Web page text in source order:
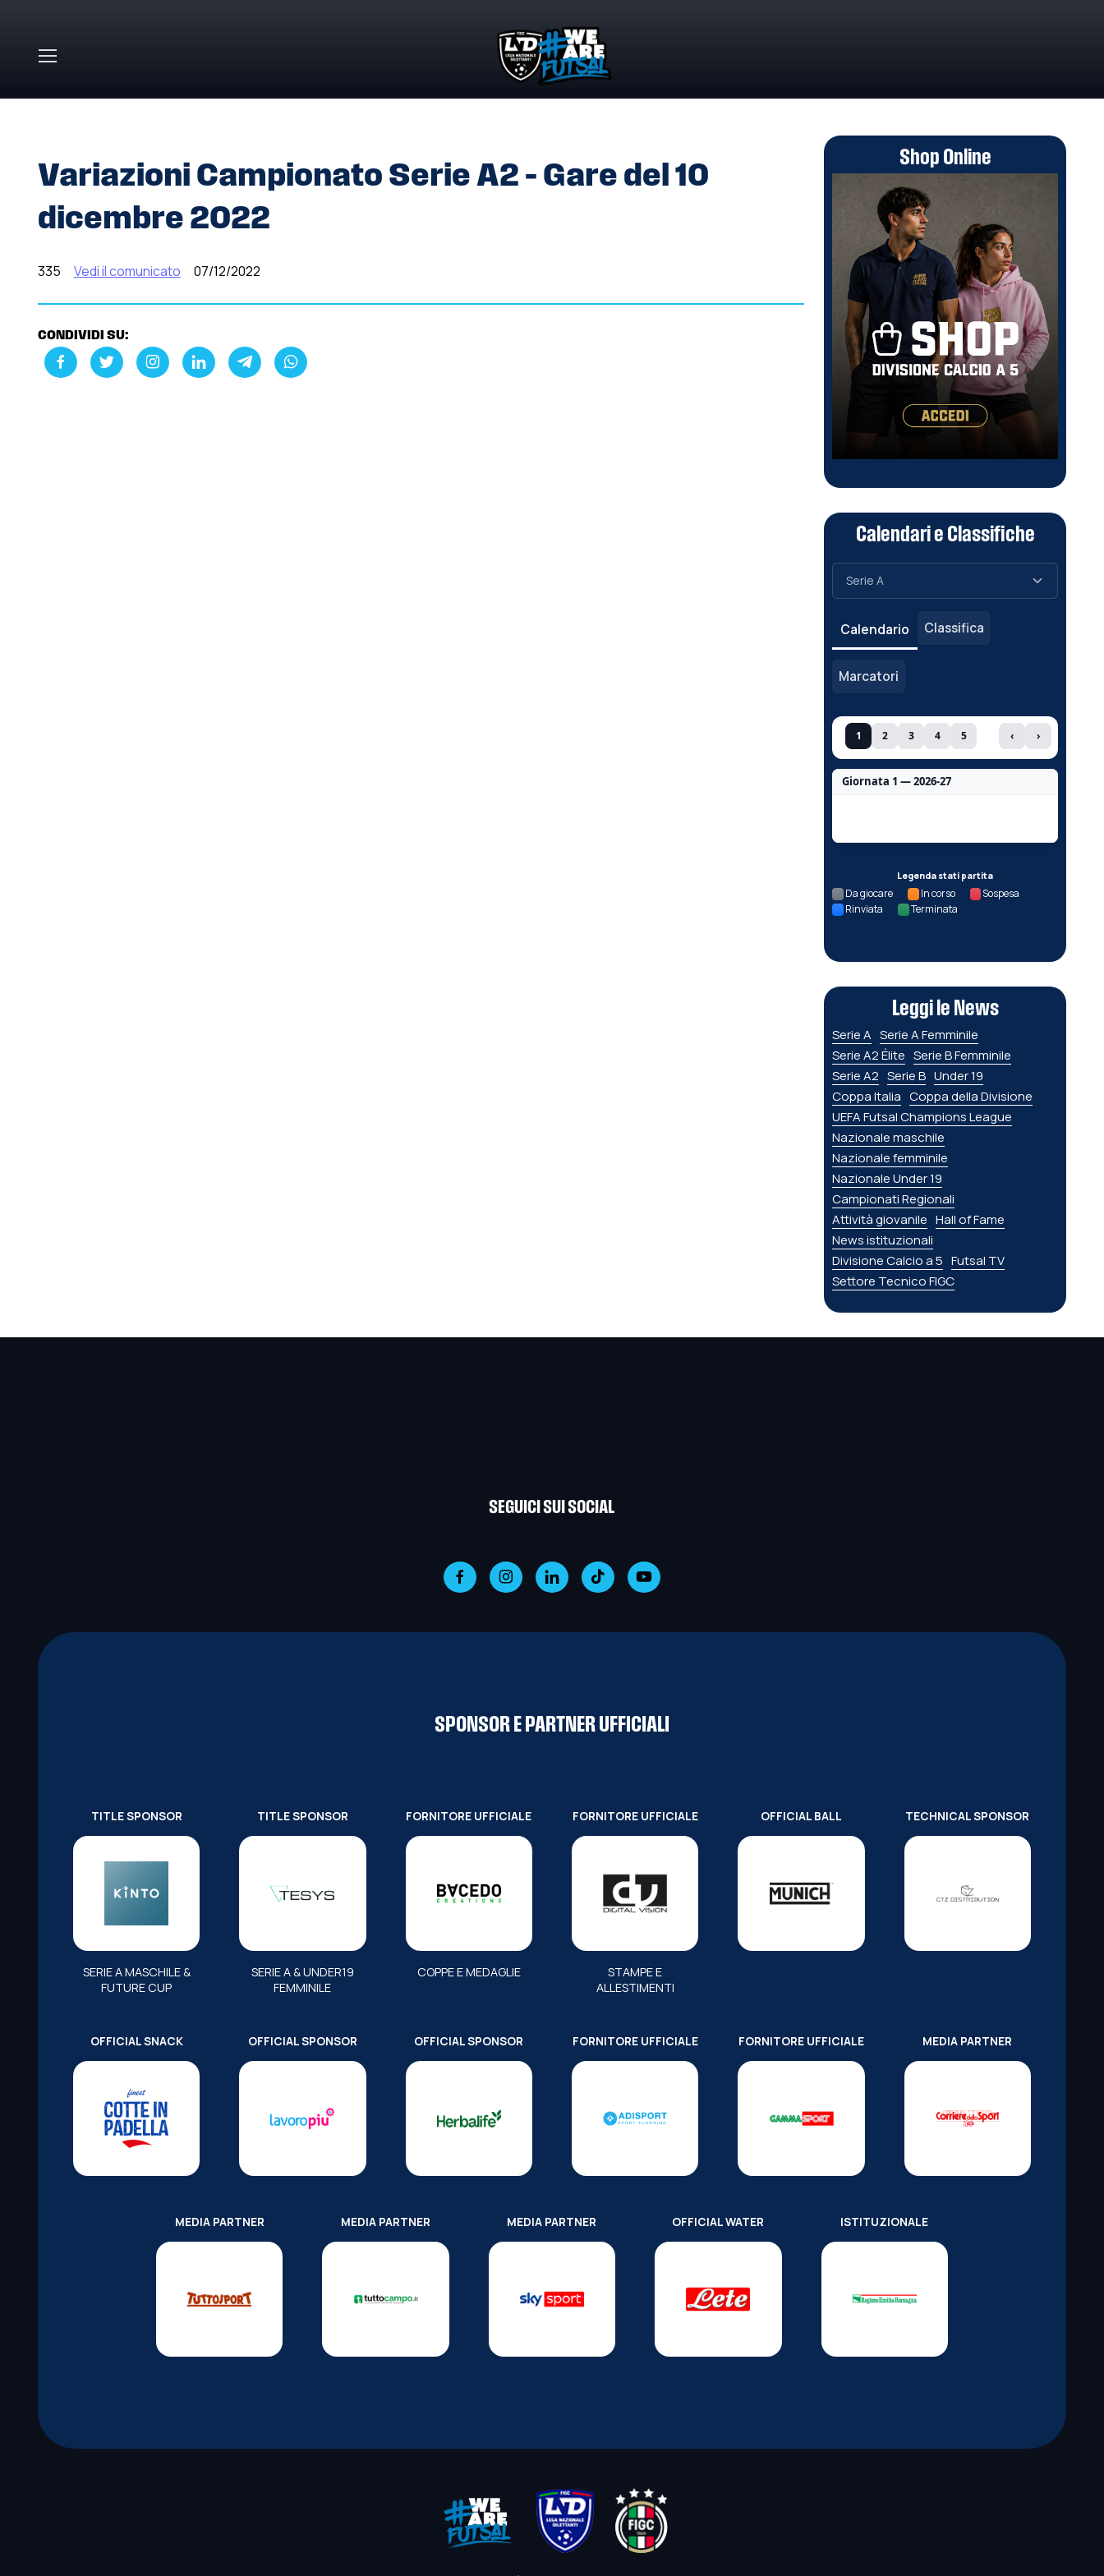
Variazioni Campionato Serie A2 – Gare del 10
dicembre 2022
335 Vedi il comunicato 07/12/2022
CONDIVIDI SU:
Shop Online
Calendari e Classifiche
Calendario Classifica
Marcatori
1 2 3 4 5 ‹ ›
Giornata 1 — 2026-27
Legenda stati partita
Da giocare In corso
Sospesa
Rinviata
Terminata
Leggi le News
Serie A Serie A Femminile
Serie A2 Élite Serie B Femminile
Serie A2 Serie B Under 19
Coppa Italia Coppa della Divisione
UEFA Futsal Champions League
Nazionale maschile
Nazionale femminile
Nazionale Under 19
Campionati Regionali
Attività giovanile Hall of Fame
News istituzionali
Divisione Calcio a 5 Futsal TV
Settore Tecnico FIGC
SEGUICI SUI SOCIAL
SPONSOR E PARTNER UFFICIALI
TITLE SPONSOR
SERIE A MASCHILE &
FUTURE CUP
TITLE SPONSOR
SERIE A & UNDER19
FEMMINILE
FORNITORE UFFICIALE
COPPE E MEDAGLIE
FORNITORE UFFICIALE
STAMPE E
ALLESTIMENTI
OFFICIAL BALL TECHNICAL SPONSOR
OFFICIAL SNACK OFFICIAL SPONSOR OFFICIAL SPONSOR FORNITORE UFFICIALE FORNITORE UFFICIALE MEDIA PARTNER
MEDIA PARTNER MEDIA PARTNER MEDIA PARTNER OFFICIAL WATER ISTITUZIONALE